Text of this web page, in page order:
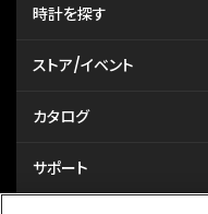
時計を探す
ストア/イベント
カタログ
サポート